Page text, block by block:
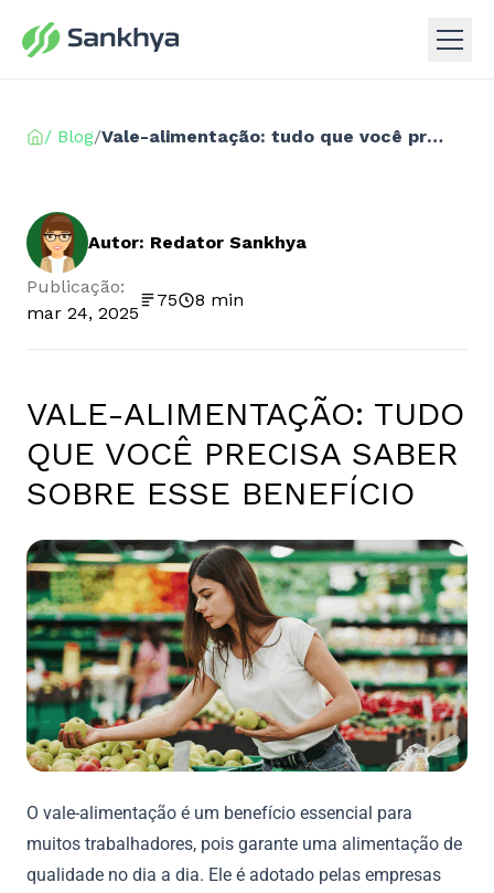
/ Blog/ Vale-alimentação: tudo que você precisa saber sobre esse benefício
Autor: Redator Sankhya
Publicação:
mar 24, 2025
75 8 min
VALE-ALIMENTAÇÃO: TUDO
QUE VOCÊ PRECISA SABER
SOBRE ESSE BENEFÍCIO
O vale-alimentação é um benefício essencial para
muitos trabalhadores, pois garante uma alimentação de
qualidade no dia a dia. Ele é adotado pelas empresas